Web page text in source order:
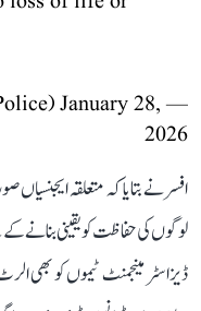
— Ganderbal Police (@Gbl_Police)
January 28,
2026
افسر نے بتایا کہ متعلقہ
لوگوں کی حفاظت کو یقینی بنانے
ڈیزاسٹر مینجمنٹ ٹیموں کو بھی